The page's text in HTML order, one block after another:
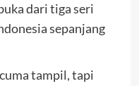
dari tiga seri
sepanjang
tampil, tapi